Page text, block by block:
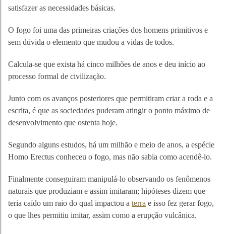
satisfazer as necessidades básicas.
O fogo foi uma das primeiras criações dos homens primitivos e
sem dúvida o elemento que mudou a vidas de todos.
Calcula-se que exista há cinco milhões de anos e deu início ao
processo formal de civilização.
Junto com os avanços posteriores que permitiram criar a roda e a
escrita, é que as sociedades puderam atingir o ponto máximo de
desenvolvimento que ostenta hoje.
Segundo alguns estudos, há um milhão e meio de anos, a espécie
Homo Erectus conheceu o fogo, mas não sabia como acendê-lo.
Finalmente conseguiram manipulá-lo observando os fenômenos
naturais que produziam e assim imitaram; hipóteses dizem que
teria caído um raio do qual impactou a terra e isso fez gerar fogo,
o que lhes permitiu imitar, assim como a erupção vulcânica.